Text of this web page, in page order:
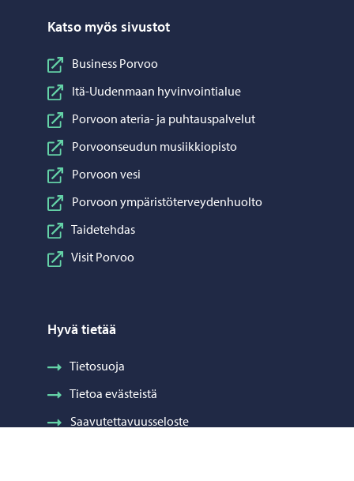
Katso myös sivustot
Business Porvoo
Itä-Uudenmaan hyvinvointialue
Porvoon ateria- ja puhtauspalvelut
Porvoonseudun musiikkiopisto
Porvoon vesi
Porvoon ympäristöterveydenhuolto
Taidetehdas
Visit Porvoo
Hyvä tietää
Tietosuoja
Tietoa evästeistä
Saavutettavuusseloste